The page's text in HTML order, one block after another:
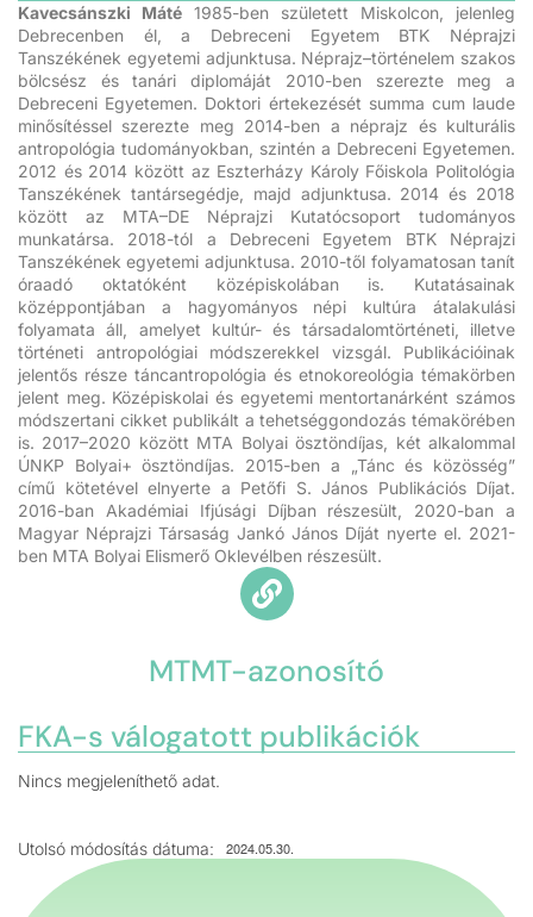
Kavecsánszki Máté 1985-ben született Miskolcon, jelenleg
Debrecenben él, a Debreceni Egyetem BTK Néprajzi
Tanszékének egyetemi adjunktusa. Néprajz–történelem szakos
bölcsész és tanári diplomáját 2010-ben szerezte meg a
Debreceni Egyetemen. Doktori értekezését summa cum laude
minősítéssel szerezte meg 2014-ben a néprajz és kulturális
antropológia tudományokban, szintén a Debreceni Egyetemen.
2012 és 2014 között az Eszterházy Károly Főiskola Politológia
Tanszékének tantársegédje, majd adjunktusa. 2014 és 2018
között az MTA–DE Néprajzi Kutatócsoport tudományos
munkatársa. 2018-tól a Debreceni Egyetem BTK Néprajzi
Tanszékének egyetemi adjunktusa. 2010-től folyamatosan tanít
óraadó oktatóként középiskolában is. Kutatásainak
középpontjában a hagyományos népi kultúra átalakulási
folyamata áll, amelyet kultúr- és társadalomtörténeti, illetve
történeti antropológiai módszerekkel vizsgál. Publikációinak
jelentős része táncantropológia és etnokoreológia témakörben
jelent meg. Középiskolai és egyetemi mentortanárként számos
módszertani cikket publikált a tehetséggondozás témakörében
is. 2017–2020 között MTA Bolyai ösztöndíjas, két alkalommal
ÚNKP Bolyai+ ösztöndíjas. 2015-ben a „Tánc és közösség”
című kötetével elnyerte a Petőfi S. János Publikációs Díjat.
2016-ban Akadémiai Ifjúsági Díjban részesült, 2020-ban a
Magyar Néprajzi Társaság Jankó János Díját nyerte el. 2021-
ben MTA Bolyai Elismerő Oklevélben részesült.
MTMT-azonosító
FKA-s válogatott publikációk
Nincs megjeleníthető adat.
Utolsó módosítás dátuma: 2024.05.30.